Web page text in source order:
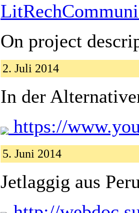
On project
2. Juli 2014
In der
https://
5. Juni 2014
Jetlaggig aus